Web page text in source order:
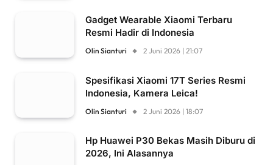
Gadget Wearable Xiaomi Terbaru
Resmi Hadir di Indonesia
Olin Sianturi 2 Juni 2026 | 21:07
Spesifikasi Xiaomi 17T Series Resmi
Indonesia, Kamera Leica!
Olin Sianturi 2 Juni 2026 | 18:07
Hp Huawei P30 Bekas Masih Diburu di
2026, Ini Alasannya